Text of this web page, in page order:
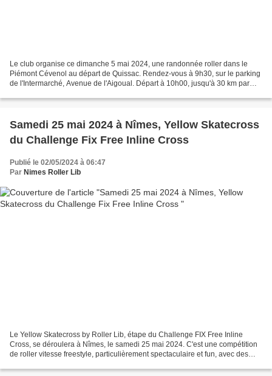
Le club organise ce dimanche 5 mai 2024, une randonnée roller dans le
Piémont Cévenol au départ de Quissac. Rendez-vous à 9h30, sur le parking
de l'Intermarché, Avenue de l'Aigoual. Départ à 10h00, jusqu'à 30 km par
Samedi 25 mai 2024 à Nîmes, Yellow Skatecross
du Challenge Fix Free Inline Cross
Publié le 02/05/2024 à 06:47
Par Nimes Roller Lib
Le Yellow Skatecross by Roller Lib, étape du Challenge FIX Free Inline
Cross, se déroulera à Nîmes, le samedi 25 mai 2024. C'est une compétition
de roller vitesse freestyle, particulièrement spectaculaire et fun, avec des